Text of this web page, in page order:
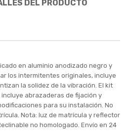
DEL PRODUCTO
en aluminio anodizado negro y
los intermitentes originales, incluye
la solidez de la vibración. El kit
abrazaderas de fijación y
para su instalación. No
Nota: luz de matrícula y reflector
no homologado. Envío en 24